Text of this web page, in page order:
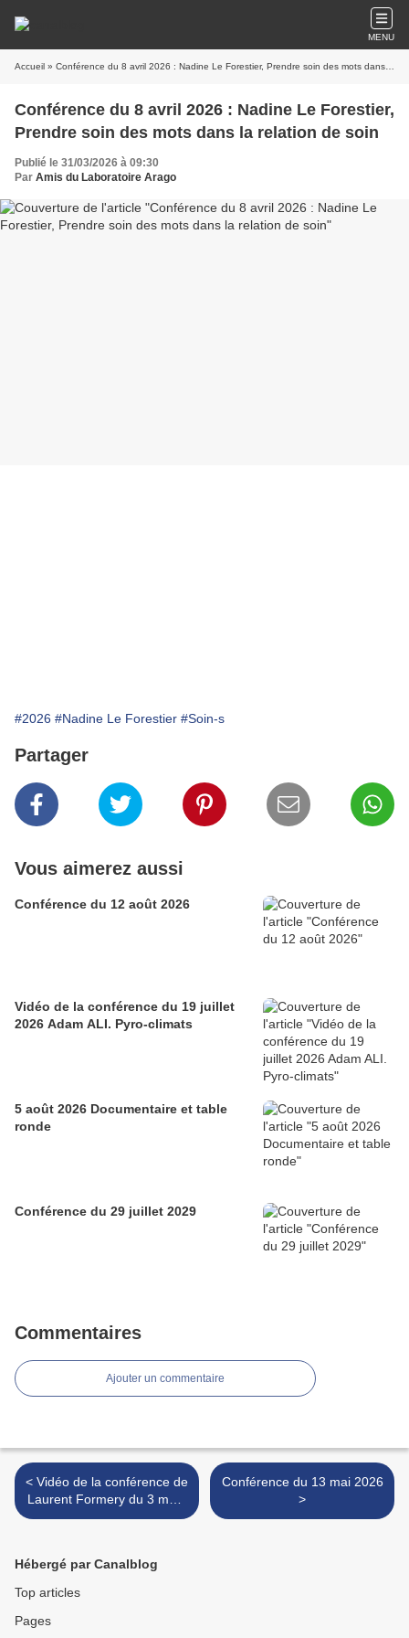
MENU
Accueil » Conférence du 8 avril 2026 : Nadine Le Forestier, Prendre soin des mots dans la relation de soin
Conférence du 8 avril 2026 : Nadine Le Forestier,
Prendre soin des mots dans la relation de soin
Publié le 31/03/2026 à 09:30
Par Amis du Laboratoire Arago
#2026 #Nadine Le Forestier #Soin-s
Partager
Vous aimerez aussi
Conférence du 12 août 2026
Vidéo de la conférence du 19 juillet
2026 Adam ALI. Pyro-climats
5 août 2026 Documentaire et table
ronde
Conférence du 29 juillet 2029
Commentaires
Ajouter un commentaire
< Vidéo de la conférence de
Laurent Formery du 3 mars
2026
Conférence du 13 mai 2026
>
Hébergé par Canalblog
Top articles
Pages